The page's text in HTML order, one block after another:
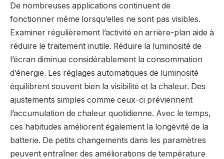
De nombreuses applications continuent de
fonctionner même lorsqu’elles ne sont pas visibles.
Examiner régulièrement l’activité en arrière-plan aide à
réduire le traitement inutile. Réduire la luminosité de
l’écran diminue considérablement la consommation
d’énergie. Les réglages automatiques de luminosité
équilibrent souvent bien la visibilité et la chaleur. Des
ajustements simples comme ceux-ci préviennent
l’accumulation de chaleur quotidienne. Avec le temps,
ces habitudes améliorent également la longévité de la
batterie. De petits changements dans les paramètres
peuvent entraîner des améliorations de température